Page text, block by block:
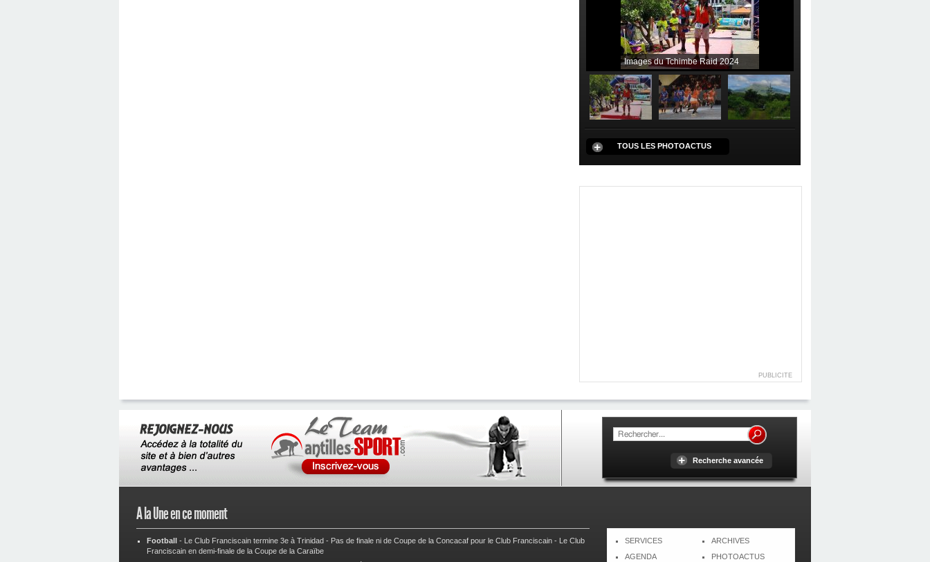
Images du Tchimbe Raid 2024
TOUS LES PHOTOACTUS
PUBLICITE
Recherche avancée
A la Une en ce moment
Football - Le Club Franciscain termine 3e à Trinidad - Pas de finale ni de Coupe de la Concacaf pour le Club Franciscain -
Le Club
Franciscain en demi-finale de la Coupe de la Caraïbe
SERVICES
AGENDA
ARCHIVES
PHOTOACTUS